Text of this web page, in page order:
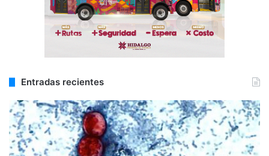
Entradas recientes